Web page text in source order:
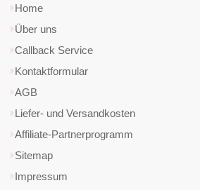
Home
Über uns
Callback Service
Kontaktformular
AGB
Liefer- und Versandkosten
Affiliate-Partnerprogramm
Sitemap
Impressum